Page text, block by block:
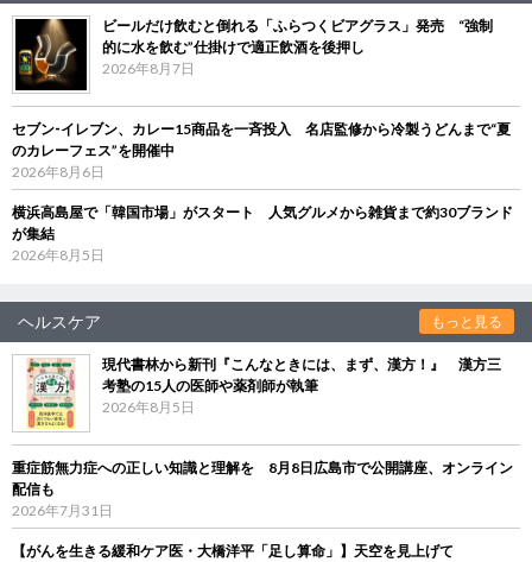
ビールだけ飲むと倒れる「ふらつくビアグラス」発売 “強制
的に水を飲む”仕掛けで適正飲酒を後押し
2026年8月7日
セブン‐イレブン、カレー15商品を一斉投入 名店監修から冷製うどんまで“夏
のカレーフェス”を開催中
2026年8月6日
横浜高島屋で「韓国市場」がスタート 人気グルメから雑貨まで約30ブランド
が集結
2026年8月5日
ヘルスケア もっと見る
現代書林から新刊『こんなときには、まず、漢方！』 漢方三
考塾の15人の医師や薬剤師が執筆
2026年8月5日
重症筋無力症への正しい知識と理解を 8月8日広島市で公開講座、オンライン
配信も
2026年7月31日
【がんを生きる緩和ケア医・大橋洋平「足し算命」】天空を見上げて